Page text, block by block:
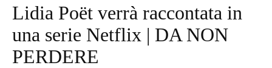
Lidia Poët verrà raccontata in
una serie Netflix | DA NON
PERDERE